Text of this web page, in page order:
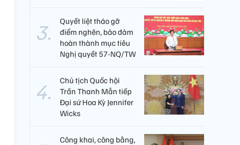
Quyết liệt tháo gỡ
điểm nghẽn, bảo đảm
hoàn thành mục tiêu
Nghị quyết 57-NQ/TW
Chủ tịch Quốc hội
Trần Thanh Mẫn tiếp
Đại sứ Hoa Kỳ Jennifer
Wicks
Công khai, công bằng,